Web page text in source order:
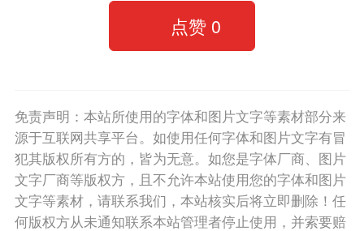
点赞 0
免责声明：本站所使用的字体和图片文字等素材部分来
源于互联网共享平台。如使用任何字体和图片文字有冒
犯其版权所有方的，皆为无意。如您是字体厂商、图片
文字厂商等版权方，且不允许本站使用您的字体和图片
文字等素材，请联系我们，本站核实后将立即删除！任
何版权方从未通知联系本站管理者停止使用，并索要赔